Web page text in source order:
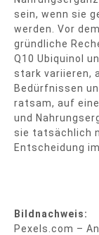
sein, wenn sie
werden. Vor
gründliche
Q10 Ubiquinol
stark variieren,
Bedürfnissen
ratsam, auf
und
sie tatsächlich
Entscheidung
Bildnachweis:
Pexels.com –